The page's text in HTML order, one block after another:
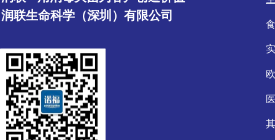
润联生命科学（深圳）有限公司